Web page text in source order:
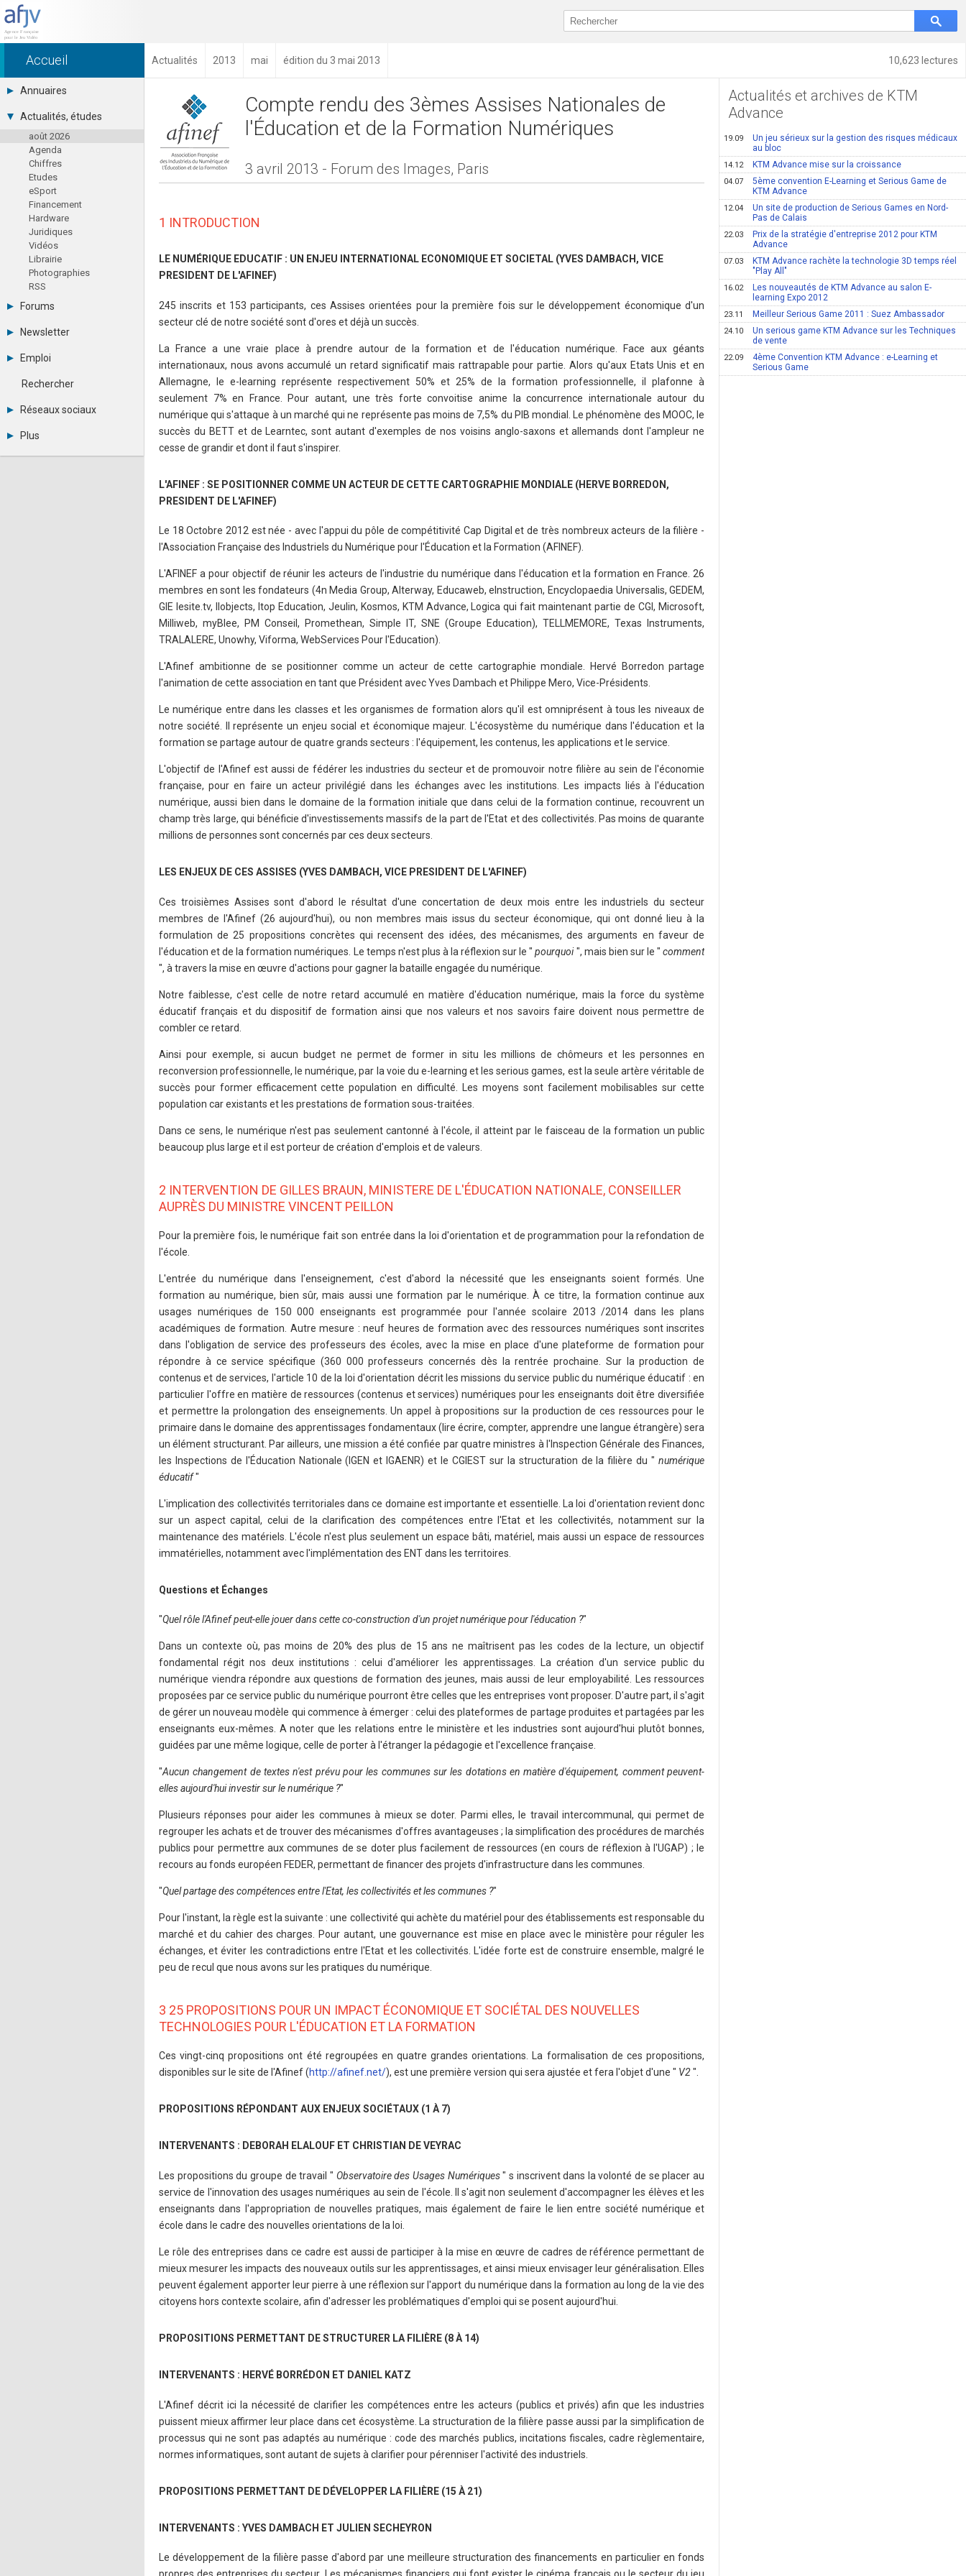
10,623 lectures
Accueil Actualités 2013 mai édition du 3 mai 2013
Annuaires
Toutes les sociétés (691)
Studios (418)
Editeurs (49)
Distributeurs (16)
Hard. / Accessoires (10)
Middlewares (15)
Prestataires (99)
Assoc. / Syndicats (21)
Formations / Ecoles (46)
Presse spécialisée (17)
Actualités, études
août 2026
Agenda
Chiffres
Etudes
eSport
Financement
Hardware
Juridiques
Vidéos
Librairie
Photographies
RSS
Forums
Tous les forums
Se connecter
Messages privés
Contacter un modérateur
Newsletter
Archives
Abonnement
Emploi
Consulter les annonces
Observatoire de l'emploi
Rechercher
Réseaux sociaux
LinkedIn
Plus
Annonceurs
Compte rendu des 3èmes Assises Nationales de
l'Éducation et de la Formation Numériques
3 avril 2013 - Forum des Images, Paris
1 INTRODUCTION
LE NUMÉRIQUE EDUCATIF : UN ENJEU INTERNATIONAL ECONOMIQUE ET SOCIETAL (YVES DAMBACH, VICE
PRESIDENT DE L'AFINEF)
245 inscrits et 153 participants, ces Assises orientées pour la première fois sur le développement économique d'un
secteur clé de notre société sont d'ores et déjà un succès.
La France a une vraie place à prendre autour de la formation et de l'éducation numérique. Face aux géants
internationaux, nous avons accumulé un retard significatif mais rattrapable pour partie. Alors qu'aux Etats Unis et en
Allemagne, le e-learning représente respectivement 50% et 25% de la formation professionnelle, il plafonne à
seulement 7% en France. Pour autant, une très forte convoitise anime la concurrence internationale autour du
numérique qui s'attaque à un marché qui ne représente pas moins de 7,5% du PIB mondial. Le phénomène des MOOC, le
succès du BETT et de Learntec, sont autant d'exemples de nos voisins anglo-saxons et allemands dont l'ampleur ne
cesse de grandir et dont il faut s'inspirer.
L'AFINEF : SE POSITIONNER COMME UN ACTEUR DE CETTE CARTOGRAPHIE MONDIALE (HERVE BORREDON,
PRESIDENT DE L'AFINEF)
Le 18 Octobre 2012 est née - avec l'appui du pôle de compétitivité Cap Digital et de très nombreux acteurs de la filière -
l'Association Française des Industriels du Numérique pour l'Éducation et la Formation (AFINEF).
L'AFINEF a pour objectif de réunir les acteurs de l'industrie du numérique dans l'éducation et la formation en France. 26
membres en sont les fondateurs (4n Media Group, Alterway, Educaweb, eInstruction, Encyclopaedia Universalis, GEDEM,
GIE lesite.tv, Ilobjects, Itop Education, Jeulin, Kosmos, KTM Advance, Logica qui fait maintenant partie de CGI, Microsoft,
Milliweb, myBlee, PM Conseil, Promethean, Simple IT, SNE (Groupe Education), TELLMEMORE, Texas Instruments,
TRALALERE, Unowhy, Viforma, WebServices Pour l'Education).
L'Afinef ambitionne de se positionner comme un acteur de cette cartographie mondiale. Hervé Borredon partage
l'animation de cette association en tant que Président avec Yves Dambach et Philippe Mero, Vice-Présidents.
Le numérique entre dans les classes et les organismes de formation alors qu'il est omniprésent à tous les niveaux de
notre société. Il représente un enjeu social et économique majeur. L'écosystème du numérique dans l'éducation et la
formation se partage autour de quatre grands secteurs : l'équipement, les contenus, les applications et le service.
L'objectif de l'Afinef est aussi de fédérer les industries du secteur et de promouvoir notre filière au sein de l'économie
française, pour en faire un acteur privilégié dans les échanges avec les institutions. Les impacts liés à l'éducation
numérique, aussi bien dans le domaine de la formation initiale que dans celui de la formation continue, recouvrent un
champ très large, qui bénéficie d'investissements massifs de la part de l'Etat et des collectivités. Pas moins de quarante
millions de personnes sont concernés par ces deux secteurs.
LES ENJEUX DE CES ASSISES (YVES DAMBACH, VICE PRESIDENT DE L'AFINEF)
Ces troisièmes Assises sont d'abord le résultat d'une concertation de deux mois entre les industriels du secteur
membres de l'Afinef (26 aujourd'hui), ou non membres mais issus du secteur économique, qui ont donné lieu à la
formulation de 25 propositions concrètes qui recensent des idées, des mécanismes, des arguments en faveur de
l'éducation et de la formation numériques. Le temps n'est plus à la réflexion sur le " pourquoi", mais bien sur le " comment
", à travers la mise en œuvre d'actions pour gagner la bataille engagée du numérique.
Notre faiblesse, c'est celle de notre retard accumulé en matière d'éducation numérique, mais la force du système
éducatif français et du dispositif de formation ainsi que nos valeurs et nos savoirs faire doivent nous permettre de
combler ce retard.
Ainsi pour exemple, si aucun budget ne permet de former in situ les millions de chômeurs et les personnes en
reconversion professionnelle, le numérique, par la voie du e-learning et les serious games, est la seule artère véritable de
succès pour former efficacement cette population en difficulté. Les moyens sont facilement mobilisables sur cette
population car existants et les prestations de formation sous-traitées.
Dans ce sens, le numérique n'est pas seulement cantonné à l'école, il atteint par le faisceau de la formation un public
beaucoup plus large et il est porteur de création d'emplois et de valeurs.
2 INTERVENTION DE GILLES BRAUN, MINISTERE DE L'ÉDUCATION NATIONALE, CONSEILLER
AUPRÈS DU MINISTRE VINCENT PEILLON
Pour la première fois, le numérique fait son entrée dans la loi d'orientation et de programmation pour la refondation de
l'école.
L'entrée du numérique dans l'enseignement, c'est d'abord la nécessité que les enseignants soient formés. Une
formation au numérique, bien sûr, mais aussi une formation par le numérique. À ce titre, la formation continue aux
usages numériques de 150 000 enseignants est programmée pour l'année scolaire 2013 /2014 dans les plans
académiques de formation. Autre mesure : neuf heures de formation avec des ressources numériques sont inscrites
dans l'obligation de service des professeurs des écoles, avec la mise en place d'une plateforme de formation pour
répondre à ce service spécifique (360 000 professeurs concernés dès la rentrée prochaine. Sur la production de
contenus et de services, l'article 10 de la loi d'orientation décrit les missions du service public du numérique éducatif : en
particulier l'offre en matière de ressources (contenus et services) numériques pour les enseignants doit être diversifiée
et permettre la prolongation des enseignements. Un appel à propositions sur la production de ces ressources pour le
primaire dans le domaine des apprentissages fondamentaux (lire écrire, compter, apprendre une langue étrangère) sera
un élément structurant. Par ailleurs, une mission a été confiée par quatre ministres à l'Inspection Générale des Finances,
les Inspections de l'Éducation Nationale (IGEN et IGAENR) et le CGIEST sur la structuration de la filière du " numérique
éducatif"
L'implication des collectivités territoriales dans ce domaine est importante et essentielle. La loi d'orientation revient donc
sur un aspect capital, celui de la clarification des compétences entre l'Etat et les collectivités, notamment sur la
maintenance des matériels. L'école n'est plus seulement un espace bâti, matériel, mais aussi un espace de ressources
immatérielles, notamment avec l'implémentation des ENT dans les territoires.
Questions et Échanges
"Quel rôle l'Afinef peut-elle jouer dans cette co-construction d'un projet numérique pour l'éducation ?"
Dans un contexte où, pas moins de 20% des plus de 15 ans ne maîtrisent pas les codes de la lecture, un objectif
fondamental régit nos deux institutions : celui d'améliorer les apprentissages. La création d'un service public du
numérique viendra répondre aux questions de formation des jeunes, mais aussi de leur employabilité. Les ressources
proposées par ce service public du numérique pourront être celles que les entreprises vont proposer. D'autre part, il s'agit
de gérer un nouveau modèle qui commence à émerger : celui des plateformes de partage produites et partagées par les
enseignants eux-mêmes. A noter que les relations entre le ministère et les industries sont aujourd'hui plutôt bonnes,
guidées par une même logique, celle de porter à l'étranger la pédagogie et l'excellence française.
"Aucun changement de textes n'est prévu pour les communes sur les dotations en matière d'équipement, comment peuvent-
elles aujourd'hui investir sur le numérique ?"
Plusieurs réponses pour aider les communes à mieux se doter. Parmi elles, le travail intercommunal, qui permet de
regrouper les achats et de trouver des mécanismes d'offres avantageuses ; la simplification des procédures de marchés
publics pour permettre aux communes de se doter plus facilement de ressources (en cours de réflexion à l'UGAP) ; le
recours au fonds européen FEDER, permettant de financer des projets d'infrastructure dans les communes.
"Quel partage des compétences entre l'Etat, les collectivités et les communes ?"
Pour l'instant, la règle est la suivante : une collectivité qui achète du matériel pour des établissements est responsable du
marché et du cahier des charges. Pour autant, une gouvernance est mise en place avec le ministère pour réguler les
échanges, et éviter les contradictions entre l'Etat et les collectivités. L'idée forte est de construire ensemble, malgré le
peu de recul que nous avons sur les pratiques du numérique.
3 25 PROPOSITIONS POUR UN IMPACT ÉCONOMIQUE ET SOCIÉTAL DES NOUVELLES
TECHNOLOGIES POUR L'ÉDUCATION ET LA FORMATION
Ces vingt-cinq propositions ont été regroupées en quatre grandes orientations. La formalisation de ces propositions,
disponibles sur le site de l'Afinef (http://afinef.net/), est une première version qui sera ajustée et fera l'objet d'une " V2".
PROPOSITIONS RÉPONDANT AUX ENJEUX SOCIÉTAUX (1 À 7)
INTERVENANTS : DEBORAH ELALOUF ET CHRISTIAN DE VEYRAC
Les propositions du groupe de travail " Observatoire des Usages Numériques" s inscrivent dans la volonté de se placer au
service de l'innovation des usages numériques au sein de l'école. Il s'agit non seulement d'accompagner les élèves et les
enseignants dans l'appropriation de nouvelles pratiques, mais également de faire le lien entre société numérique et
école dans le cadre des nouvelles orientations de la loi.
Le rôle des entreprises dans ce cadre est aussi de participer à la mise en œuvre de cadres de référence permettant de
mieux mesurer les impacts des nouveaux outils sur les apprentissages, et ainsi mieux envisager leur généralisation. Elles
peuvent également apporter leur pierre à une réflexion sur l'apport du numérique dans la formation au long de la vie des
citoyens hors contexte scolaire, afin d'adresser les problématiques d'emploi qui se posent aujourd'hui.
PROPOSITIONS PERMETTANT DE STRUCTURER LA FILIÈRE (8 À 14)
INTERVENANTS : HERVÉ BORRÉDON ET DANIEL KATZ
L'Afinef décrit ici la nécessité de clarifier les compétences entre les acteurs (publics et privés) afin que les industries
puissent mieux affirmer leur place dans cet écosystème. La structuration de la filière passe aussi par la simplification de
processus qui ne sont pas adaptés au numérique : code des marchés publics, incitations fiscales, cadre règlementaire,
normes informatiques, sont autant de sujets à clarifier pour pérenniser l'activité des industriels.
PROPOSITIONS PERMETTANT DE DÉVELOPPER LA FILIÈRE (15 À 21)
INTERVENANTS : YVES DAMBACH ET JULIEN SECHEYRON
Le développement de la filière passe d'abord par une meilleure structuration des financements en particulier en fonds
Actualités et archives de KTM
Advance
19.09
Un jeu sérieux sur la gestion des risques médicaux
au bloc
14.12 KTM Advance mise sur la croissance
04.07
5ème convention E-Learning et Serious Game de
KTM Advance
12.04
Un site de production de Serious Games en Nord-
Pas de Calais
22.03
Prix de la stratégie d'entreprise 2012 pour KTM
Advance
07.03
KTM Advance rachète la technologie 3D temps réel
"Play All"
16.02
Les nouveautés de KTM Advance au salon E-
learning Expo 2012
23.11 Meilleur Serious Game 2011 : Suez Ambassador
24.10
Un serious game KTM Advance sur les Techniques
de vente
22.09
4ème Convention KTM Advance : e-Learning et
Serious Game